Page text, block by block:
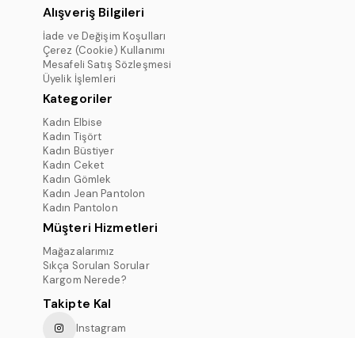
Alışveriş Bilgileri
İade ve Değişim Koşulları
Çerez (Cookie) Kullanımı
Mesafeli Satış Sözleşmesi
Üyelik İşlemleri
Kategoriler
Kadın Elbise
Kadın Tişört
Kadın Büstiyer
Kadın Ceket
Kadın Gömlek
Kadın Jean Pantolon
Kadın Pantolon
Müşteri Hizmetleri
Mağazalarımız
Sıkça Sorulan Sorular
Kargom Nerede?
Takipte Kal
Instagram